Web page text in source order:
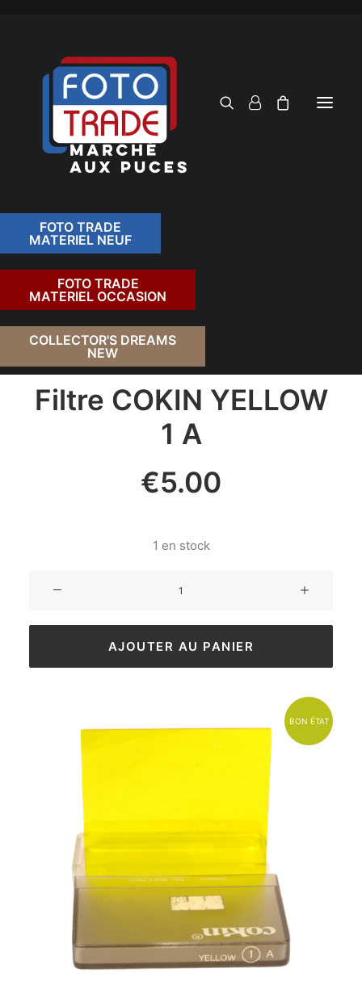
FOTO TRADE
MATERIEL NEUF
FOTO TRADE
MATERIEL OCCASION
COLLECTOR'S DREAMS
NEW
RETOUR
Filtre COKIN YELLOW
1 A
€5.00
1 en stock
AJOUTER AU PANIER
BON ÉTAT